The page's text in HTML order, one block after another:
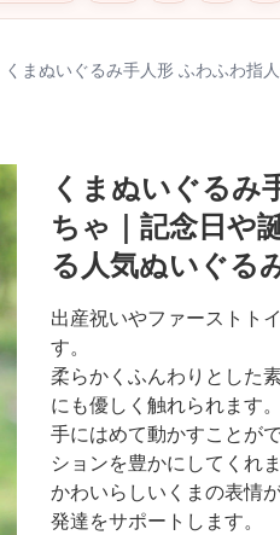
くまぬいぐるみ手人形 ふわふわ指
くまぬいぐるみ
ちゃ｜記念日や
る人気ぬいぐる
出産祝いやファーストト
す。
柔らかくふんわりとした
にも優しく触れられます。
手にはめて動かすことが
ションを豊かにしてくれま
かわいらしいくまの表情
発達をサポートします。